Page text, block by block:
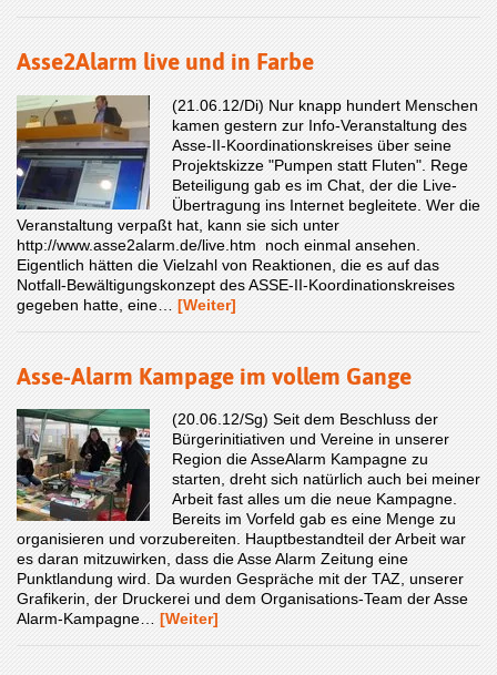
Asse2Alarm live und in Farbe
(21.06.12/Di) Nur knapp hundert Menschen
kamen gestern zur Info-Veranstaltung des
Asse-II-Koordinationskreises über seine
Projektskizze "Pumpen statt Fluten". Rege
Beteiligung gab es im Chat, der die Live-
Übertragung ins Internet begleitete. Wer die
Veranstaltung verpaßt hat, kann sie sich unter
http://www.asse2alarm.de/live.htm noch einmal ansehen.
Eigentlich hätten die Vielzahl von Reaktionen, die es auf das
Notfall-Bewältigungskonzept des ASSE-II-Koordinationskreises
gegeben hatte, eine… [Weiter]
Asse-Alarm Kampage im vollem Gange
(20.06.12/Sg) Seit dem Beschluss der
Bürgerinitiativen und Vereine in unserer
Region die AsseAlarm Kampagne zu
starten, dreht sich natürlich auch bei meiner
Arbeit fast alles um die neue Kampagne.
Bereits im Vorfeld gab es eine Menge zu
organisieren und vorzubereiten. Hauptbestandteil der Arbeit war
es daran mitzuwirken, dass die Asse Alarm Zeitung eine
Punktlandung wird. Da wurden Gespräche mit der TAZ, unserer
Grafikerin, der Druckerei und dem Organisations-Team der Asse
Alarm-Kampagne… [Weiter]